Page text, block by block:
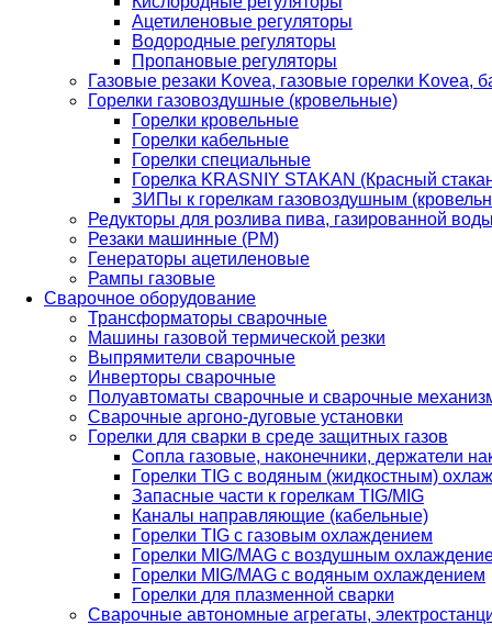
Ацетиленовые регуляторы
Водородные регуляторы
Пропановые регуляторы
Газовые резаки Kovea, газовые горелки Kovea,
Горелки газовоздушные (кровельные)
Горелки кровельные
Горелки кабельные
Горелки специальные
Горелка KRASNIY STAKAN (Красный
ЗИПы к горелкам газовоздушным
Редукторы для розлива пива, газированной
Резаки машинные (РМ)
Генераторы ацетиленовые
Рампы газовые
Сварочное оборудование
Трансформаторы сварочные
Машины газовой термической резки
Выпрямители сварочные
Инверторы сварочные
Полуавтоматы сварочные и сварочные
Сварочные аргоно-дуговые установки
Горелки для сварки в среде защитных газов
Сопла газовые, наконечники, держатели
Горелки TIG с водяным (жидкостным)
Запасные части к горелкам TIG/MIG
Каналы направляющие (кабельные)
Горелки TIG с газовым охлаждением
Горелки MIG/MAG с воздушным
Горелки MIG/MAG с водяным охлаждением
Горелки для плазменной сварки
Сварочные автономные агрегаты,